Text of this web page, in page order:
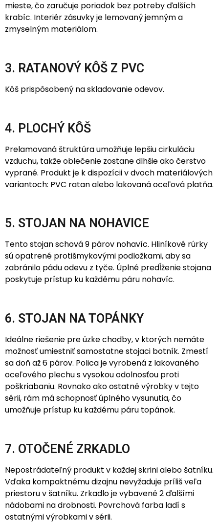
mieste, čo zaručuje poriadok bez potreby ďalších
krabíc. Interiér zásuvky je lemovaný jemným a
zmyselným materiálom.
3. RATANOVÝ KÔŠ Z PVC
Kôš prispôsobený na skladovanie odevov.
4. PLOCHÝ KÔŠ
Prelamovaná štruktúra umožňuje lepšiu cirkuláciu
vzduchu, takže oblečenie zostane dlhšie ako čerstvo
vyprané. Produkt je k dispozícii v dvoch materiálových
variantoch: PVC ratan alebo lakovaná oceľová platňa.
5. STOJAN NA NOHAVICE
Tento stojan schová 9 párov nohavíc. Hliníkové rúrky
sú opatrené protišmykovými podložkami, aby sa
zabránilo pádu odevu z tyče. Úplné predĺženie stojana
poskytuje prístup ku každému páru nohavíc.
6. STOJAN NA TOPÁNKY
Ideálne riešenie pre úzke chodby, v ktorých nemáte
možnosť umiestniť samostatne stojaci botník. Zmestí
sa doň až 6 párov. Polica je vyrobená z lakovaného
oceľového plechu s vysokou odolnosťou proti
poškriabaniu. Rovnako ako ostatné výrobky v tejto
sérii, rám má schopnosť úplného vysunutia, čo
umožňuje prístup ku každému páru topánok.
7. OTOČENÉ ZRKADLO
Nepostrádateľný produkt v každej skrini alebo šatníku.
Vďaka kompaktnému dizajnu nevyžaduje príliš veľa
priestoru v šatníku. Zrkadlo je vybavené 2 ďalšími
nádobami na drobnosti. Povrchová farba ladí s
ostatnými výrobkami v sérii.